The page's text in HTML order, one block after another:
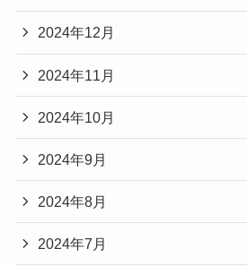
2024年12月
2024年11月
2024年10月
2024年9月
2024年8月
2024年7月